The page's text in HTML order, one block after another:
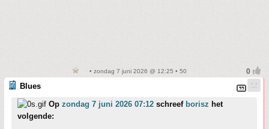
• zondag 7 juni 2026 @ 12:25 • 50
Blues
Op zondag 7 juni 2026 07:12 schreef borisz het
volgende: